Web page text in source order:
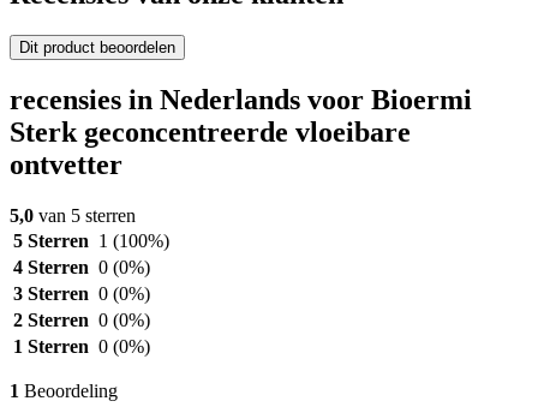
Dit product beoordelen
recensies in Nederlands voor Bioermi
Sterk geconcentreerde vloeibare
ontvetter
5,0 van 5 sterren
5 Sterren 1 (100%)
4 Sterren 0 (0%)
3 Sterren 0 (0%)
2 Sterren 0 (0%)
1 Sterren 0 (0%)
1 Beoordeling